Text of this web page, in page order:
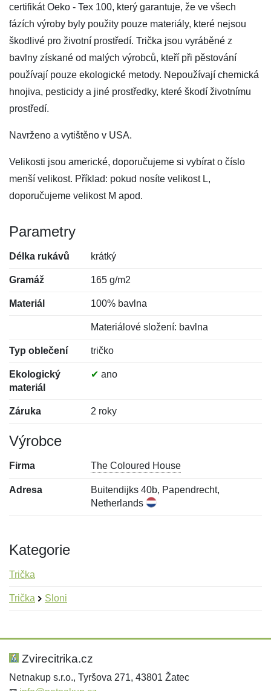
certifikát Oeko - Tex 100, který garantuje, že ve všech
fázích výroby byly použity pouze materiály, které nejsou
škodlivé pro životní prostředí. Trička jsou vyráběné z
bavlny získané od malých výrobců, kteří při pěstování
používají pouze ekologické metody. Nepoužívají chemická
hnojiva, pesticidy a jiné prostředky, které škodí životnímu
prostředí.
Navrženo a vytištěno v USA.
Velikosti jsou americké, doporučujeme si vybírat o číslo
menší velikost. Příklad: pokud nosíte velikost L,
doporučujeme velikost M apod.
Parametry
Délka rukávů krátký
Gramáž 165 g/m2
Materiál 100% bavlna
Materiálové složení: bavlna
Typ oblečení tričko
Ekologický
materiál
✔ ano
Záruka 2 roky
Výrobce
Firma The Coloured House
Adresa
Buitendijks 40b, Papendrecht,
Netherlands
Kategorie
Trička
Trička Sloni
Hodnocení:
Jméno:
Zvirecitrika.cz
Netnakup s.r.o., Tyršova 271, 43801 Žatec